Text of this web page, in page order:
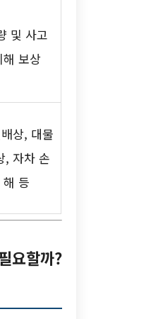
및 사고
해 보상
상, 대물
, 자차 손
해 등
요할까?